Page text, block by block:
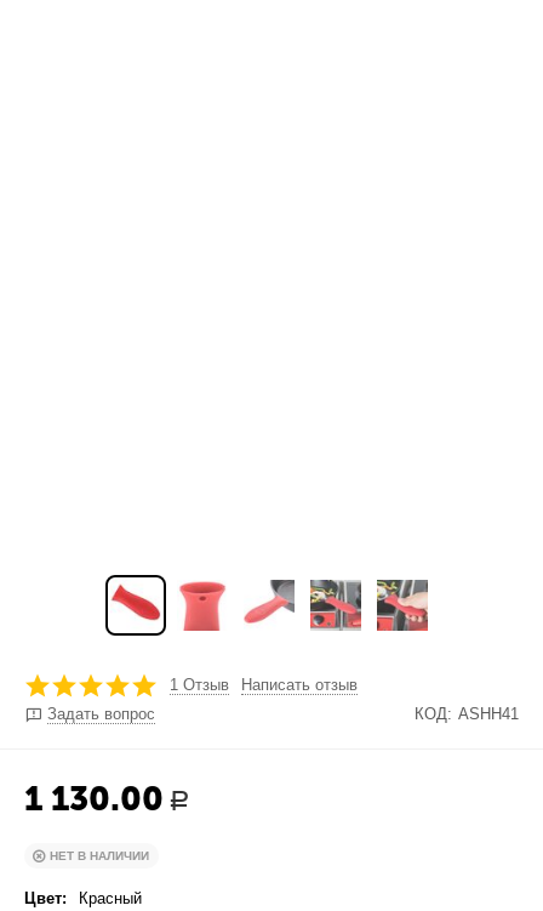
1 Отзыв
Написать отзыв
Задать вопрос
КОД: ASHH41
1 130.00 Р
НЕТ В НАЛИЧИИ
Цвет: Красный